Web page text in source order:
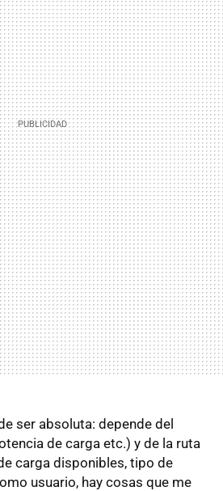
ser absoluta: depende del
de carga etc.) y de la ruta
carga disponibles, tipo de
usuario, hay cosas que me